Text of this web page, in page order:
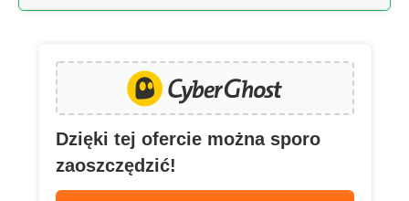
Dzięki tej ofercie można sporo
zaoszczędzić!